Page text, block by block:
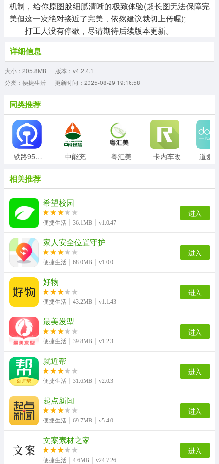
机制，给你原图般细腻清晰的极致体验(超长图无法保障完
美但这一次绝对接近了完美，依然建议裁切上传喔);
打工人没有停歇，尽请期待后续版本更新。
详细信息
大小：205.8MB
版本：v4.2.4.1
分类：便捷生活
更新时间：2025-08-29 19:16:58
同类推荐
铁路95306 中能充 粤汇美 卡内车改 道爱
相关推荐
希望校园
便捷生活 36.1MB v1.0.47
进入
家人安全位置守护
便捷生活 68.0MB v1.0.0
进入
好物
便捷生活 43.2MB v1.1.43
进入
最美发型
便捷生活 39.8MB v1.2.3
进入
就近帮
便捷生活 31.6MB v2.0.3
进入
起点新闻
便捷生活 69.7MB v5.4.0
进入
文案素材之家
便捷生活 4.6MB v24.7.26
进入